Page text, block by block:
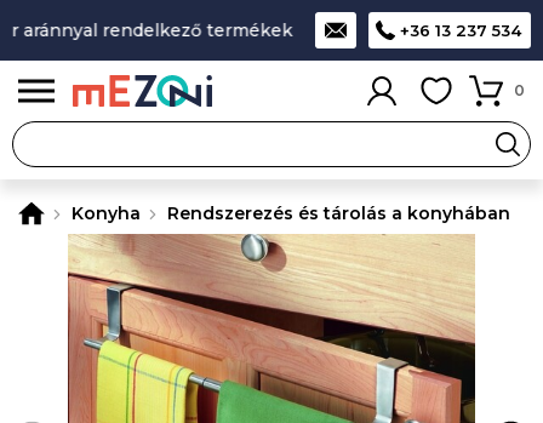
rendelkező termékek A legjobb design-minőség-
+36 13 237 534
0
Konyha Rendszerezés és tárolás a konyhában